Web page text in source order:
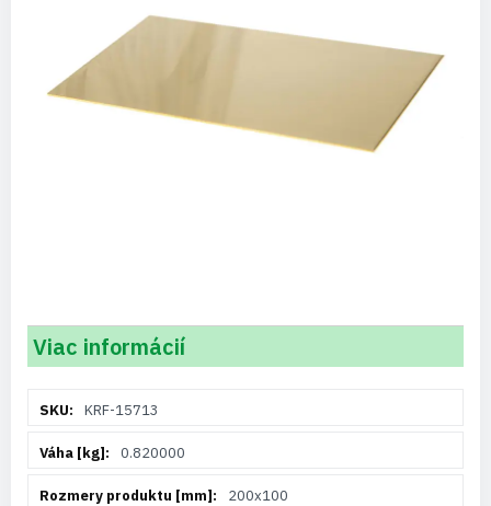
Viac informácií
informáciíKRF-15713
0.820000
200x100